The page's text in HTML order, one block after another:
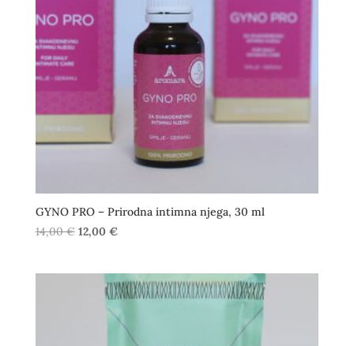
GYNO PRO – Prirodna intimna njega, 30 ml
14,00€ Izvorna
14,00 €.
12,00 €Trenutna
12,00 €.